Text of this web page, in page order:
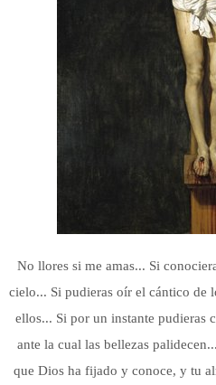
No llores si me amas... Si
cielo... Si pudieras oír el cántico de
ellos... Si por un instante pudieras
ante la cual las bellezas
que Dios ha fijado y conoce, y tu